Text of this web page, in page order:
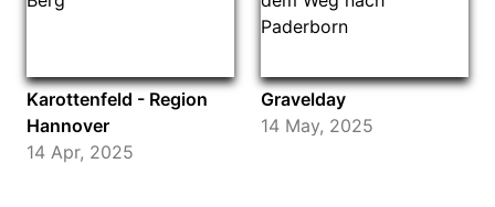
Karottenfeld - Region
Hannover
14 Apr, 2025
Gravelday
14 May, 2025